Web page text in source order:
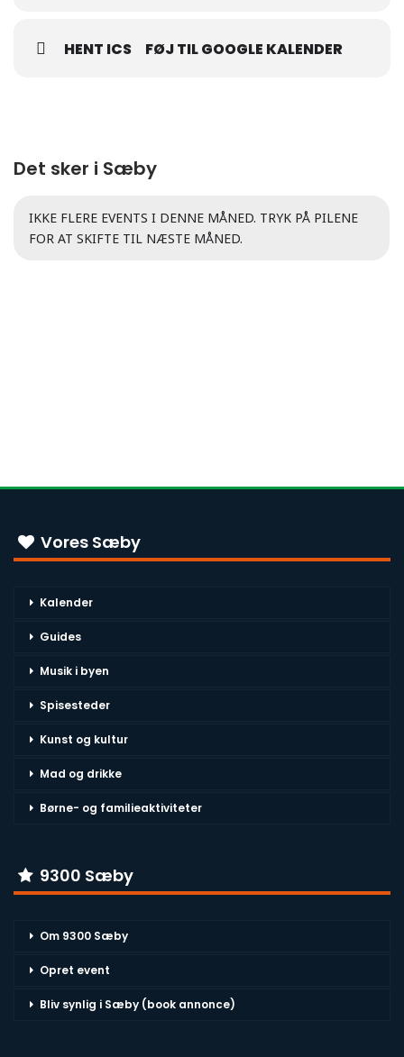
HENT ICS FØJ TIL GOOGLE KALENDER
Det sker i Sæby
IKKE FLERE EVENTS I DENNE MÅNED. TRYK PÅ PILENE
FOR AT SKIFTE TIL NÆSTE MÅNED.
Vores Sæby
Kalender
Guides
Musik i byen
Spisesteder
Kunst og kultur
Mad og drikke
Børne- og familieaktiviteter
9300 Sæby
Om 9300 Sæby
Opret event
Bliv synlig i Sæby (book annonce)